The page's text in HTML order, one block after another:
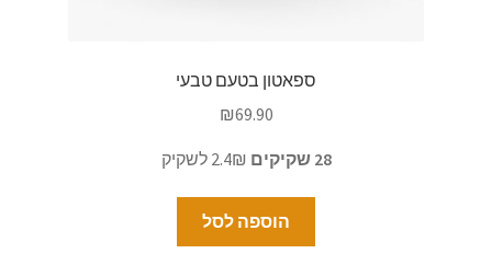
ספאטון בטעם טבעי
₪69.90
28 שקיקים
הוספה לסל